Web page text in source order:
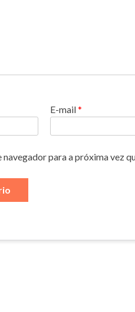
E-mail*
navegador para a próxima vez